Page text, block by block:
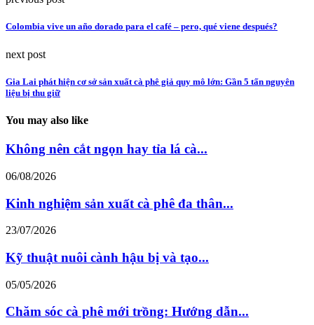
Colombia vive un año dorado para el café – pero, qué viene después?
next post
Gia Lai phát hiện cơ sở sản xuất cà phê giả quy mô lớn: Gần 5 tấn nguyên
liệu bị thu giữ
You may also like
Không nên cắt ngọn hay tỉa lá cà...
06/08/2026
Kinh nghiệm sản xuất cà phê đa thân...
23/07/2026
Kỹ thuật nuôi cành hậu bị và tạo...
05/05/2026
Chăm sóc cà phê mới trồng: Hướng dẫn...